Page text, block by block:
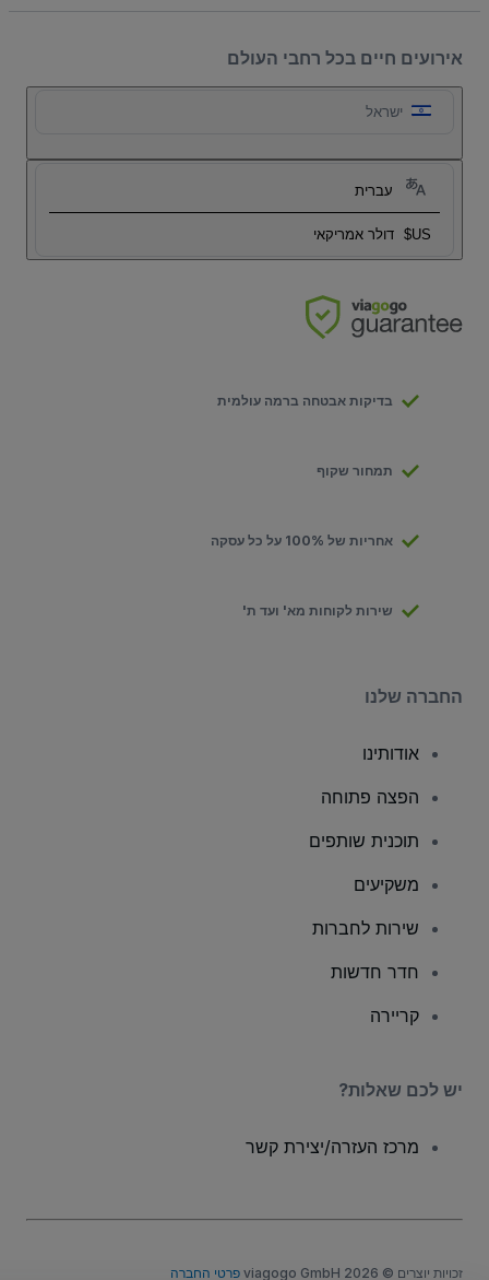
אירועים חיים בכל רחבי העולם
ישראל
עברית
US$ דולר אמריקאי
בדיקות אבטחה ברמה עולמית
תמחור שקוף
אחריות של 100% על כל עסקה
שירות לקוחות מא' ועד ת'
החברה שלנו
אודותינו
הפצה פתוחה
תוכנית שותפים
משקיעים
שירות לחברות
חדר חדשות
קריירה
יש לכם שאלות?
מרכז העזרה/יצירת קשר
זכויות יוצרים © viagogo GmbH 2026 פרטי החברה